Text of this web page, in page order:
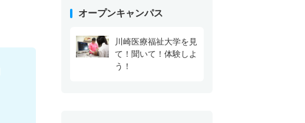
オープンキャンパス
川崎医療福祉大学を見
て！聞いて！体験しよ
う！